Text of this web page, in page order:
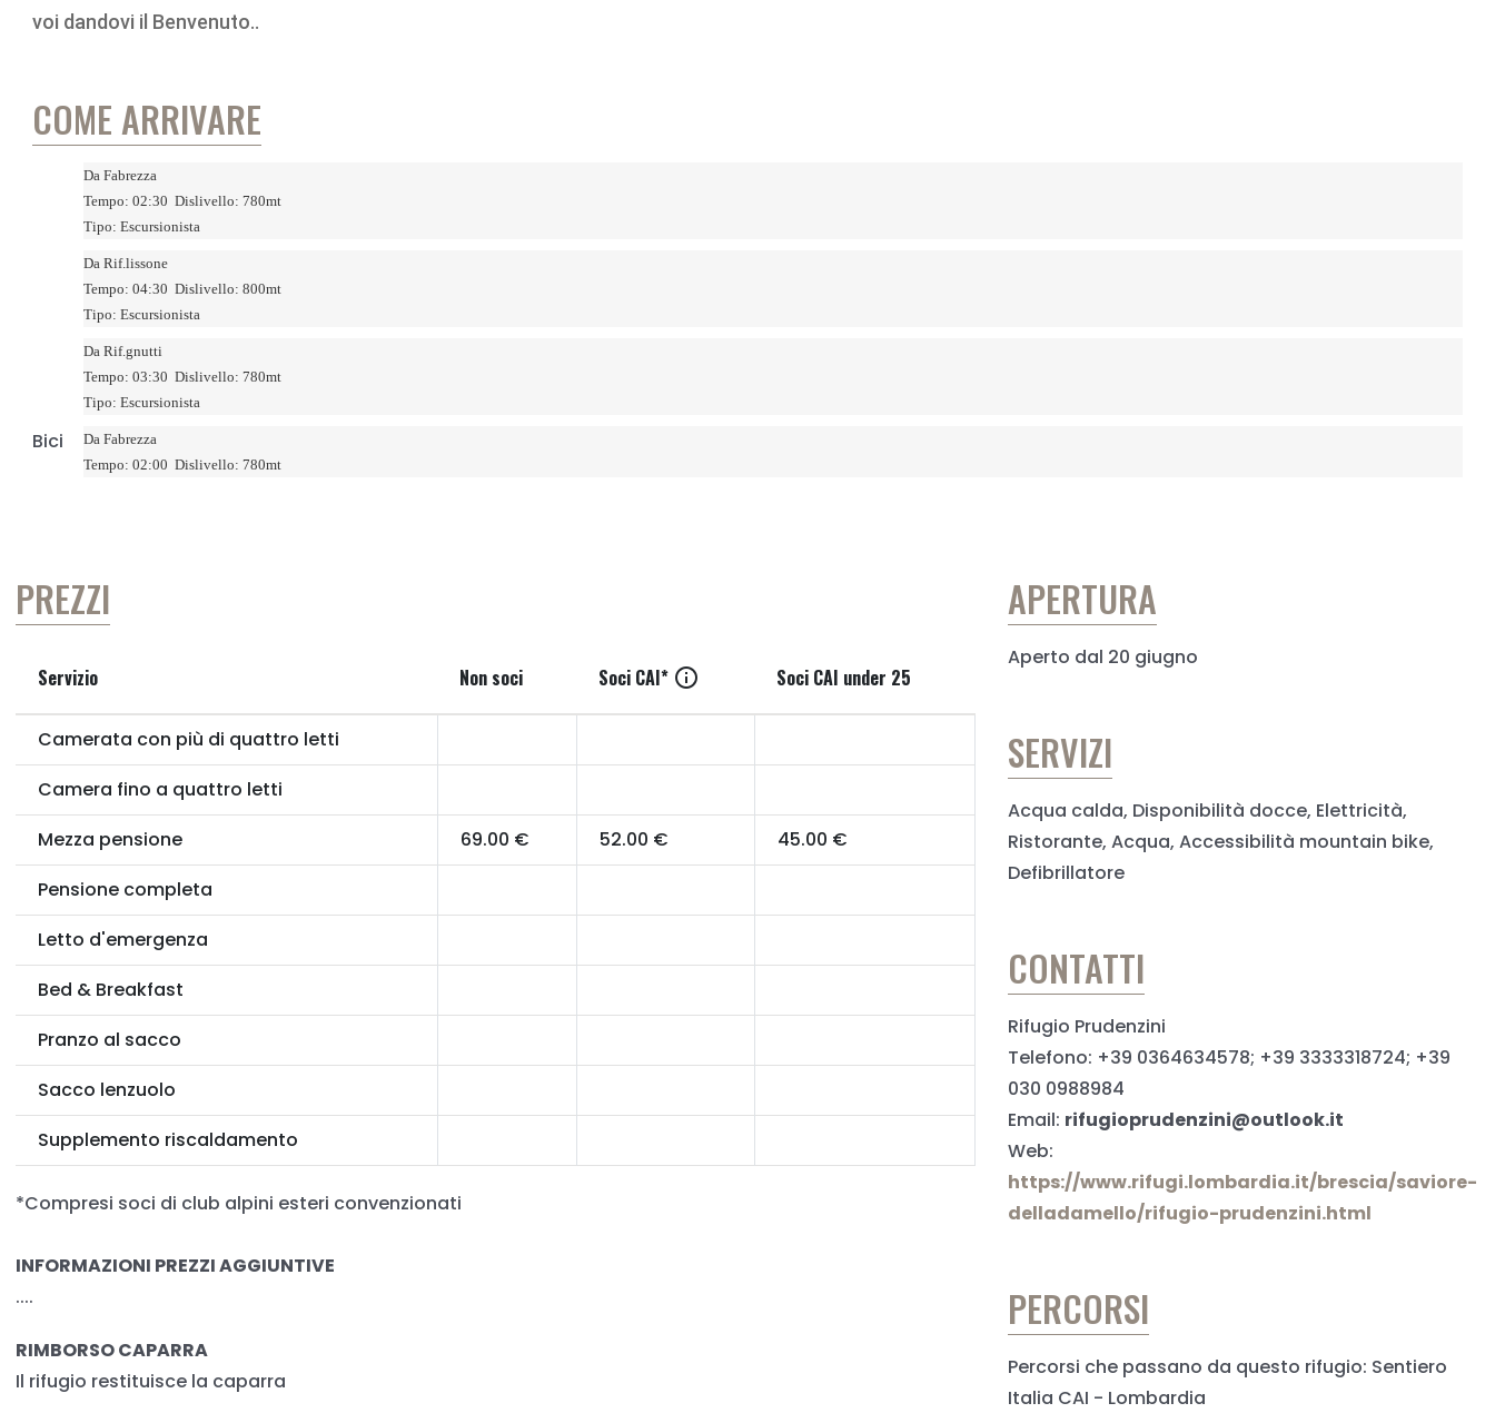
voi dandovi il Benvenuto..
COME ARRIVARE
Da Fabrezza
Tempo: 02:30 Dislivello: 780mt
Tipo: Escursionista
Da Rif.lissone
Tempo: 04:30 Dislivello: 800mt
Tipo: Escursionista
Da Rif.gnutti
Tempo: 03:30 Dislivello: 780mt
Tipo: Escursionista
Bici Da Fabrezza
Tempo: 02:00 Dislivello: 780mt
PREZZI
Servizio Non soci Soci CAI* info Soci CAI under 25
Camerata con più di quattro letti
Camera fino a quattro letti
Mezza pensione
69.00 € 52.00 €
45.00 €
Pensione completa
Letto d'emergenza
Bed & Breakfast
Pranzo al sacco
Sacco lenzuolo
Supplemento riscaldamento
*Compresi soci di club alpini esteri convenzionati
INFORMAZIONI PREZZI AGGIUNTIVE
....
RIMBORSO CAPARRA
Il rifugio restituisce la caparra
APERTURA
Aperto dal 20 giugno
SERVIZI
Acqua calda, Disponibilità docce, Elettricità,
Ristorante, Acqua, Accessibilità mountain bike,
Defibrillatore
CONTATTI
Rifugio Prudenzini
Telefono: +39 0364634578; +39 3333318724; +39
030 0988984
Email: rifugioprudenzini@outlook.it
Web:
https://www.rifugi.lombardia.it/brescia/saviore-
delladamello/rifugio-prudenzini.html
PERCORSI
Percorsi che passano da questo rifugio: Sentiero
Italia CAI - Lombardia